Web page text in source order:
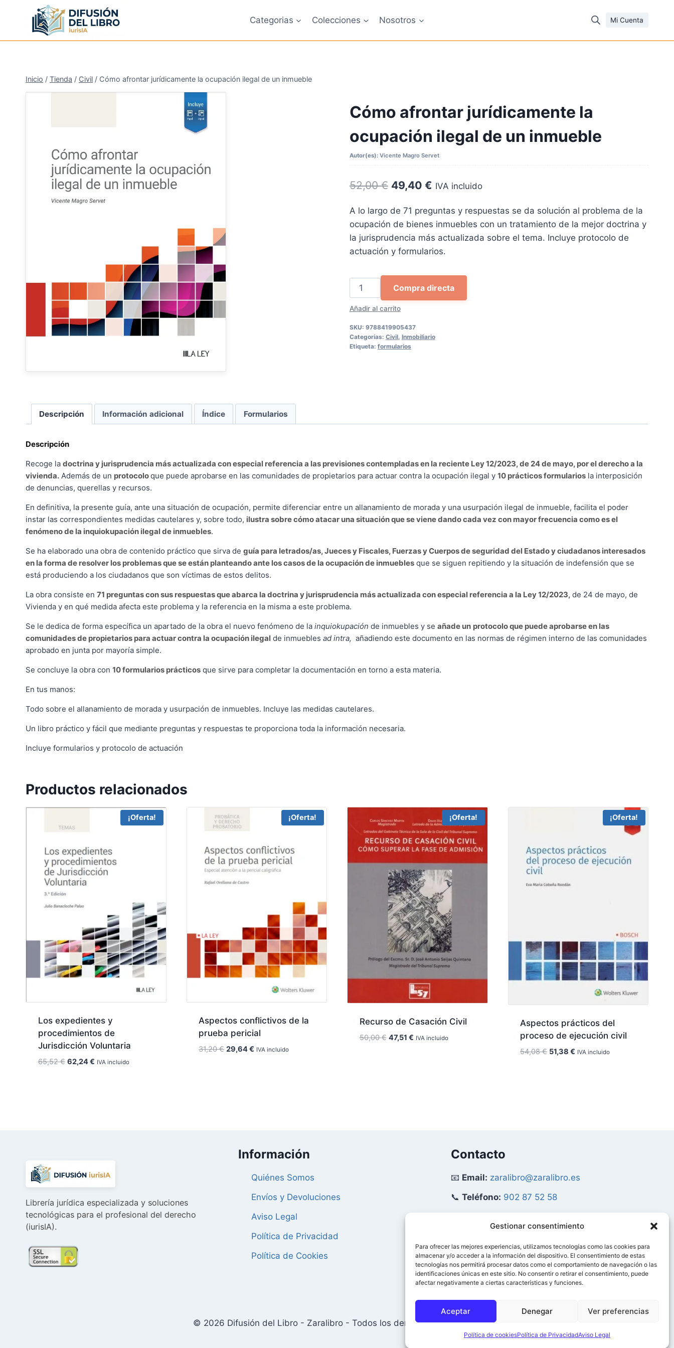
Gestionar consentimiento
Para ofrecer las mejores experiencias, utilizamos tecnologías como las cookies para
almacenar y/o acceder a la información del dispositivo. El consentimiento de estas
tecnologías nos permitirá procesar datos como el comportamiento de navegación o las
identificaciones únicas en este sitio. No consentir o retirar el consentimiento, puede
afectar negativamente a ciertas características y funciones.
Aceptar Denegar Ver preferencias
Política de cookiesPolítica de PrivacidadAviso Legal
contenido
Categorias Colecciones Nosotros Mi Cuenta
Inicio / Tienda / Civil / Cómo afrontar jurídicamente la ocupación ilegal de un inmueble
Cómo afrontar jurídicamente la
ocupación ilegal de un inmueble
Autor(es): Vicente Magro Servet
52,00€ El
original
era:
52,00 €.
49,40 €El
actual
es:
49,40 €.
IVA incluido
A lo largo de 71 preguntas y respuestas se da solución al problema de la
ocupación de bienes inmuebles con un tratamiento de la mejor doctrina y
la jurisprudencia más actualizada sobre el tema. Incluye protocolo de
actuación y formularios.
Cómo
afrontar
jurídicamente
la
ocupación
ilegal
Añadir al carrito
Compra directa
SKU: 9788419905437
Categorías: Civil, Inmobiliario
Etiqueta: formularios
Descripción Información adicional Índice Formularios
Descripción
Recoge la doctrina y jurisprudencia más actualizada con especial referencia a las previsiones contempladas en la reciente Ley 12/2023, de 24 de mayo, por el derecho a la
vivienda. Además de un protocoloque puede aprobarse en las comunidades de propietarios para actuar contra la ocupación ilegal y 10 prácticos formularios la interposición
de denuncias, querellas y recursos.
En definitiva, la presente guía, ante una situación de ocupación, permite diferenciar entre un allanamiento de morada y una usurpación ilegal de inmueble, facilita el poder
instar las correspondientes medidas cautelares y, sobre todo, ilustra sobre cómo atacar una situación que se viene dando cada vez con mayor frecuencia como es el
fenómeno de la inquiokupación ilegal de inmuebles.
Se ha elaborado una obra de contenido práctico que sirva de guía para letrados/as, Jueces y Fiscales, Fuerzas y Cuerpos de seguridad del Estado y ciudadanos interesados
en la forma de resolver los problemas que se están planteando ante los casos de la ocupación de inmuebles que se siguen repitiendo y la situación de indefensión que se
está produciendo a los ciudadanos que son víctimas de estos delitos.
La obra consiste en 71 preguntas con sus respuestas que abarca la doctrina y jurisprudencia más actualizada con especial referencia a la Ley 12/2023, de 24 de mayo, de
Vivienda y en qué medida afecta este problema y la referencia en la misma a este problema.
Se le dedica de forma específica un apartado de la obra el nuevo fenómeno de la inquiokupación de inmuebles y se añade un protocolo que puede aprobarse en las
comunidades de propietarios para actuar contra la ocupación ilegal de inmuebles ad intra, añadiendo este documento en las normas de régimen interno de las comunidades
aprobado en junta por mayoría simple.
Se concluye la obra con 10 formularios prácticos que sirve para completar la documentación en torno a esta materia.
En tus manos:
Todo sobre el allanamiento de morada y usurpación de inmuebles. Incluye las medidas cautelares.
Un libro práctico y fácil que mediante preguntas y respuestas te proporciona toda la información necesaria.
Incluye formularios y protocolo de actuación
Productos relacionados
¡Oferta!
Los expedientes y
procedimientos de
Jurisdicción Voluntaria
65,52€ El
62,24€ElIVA incluido
¡Oferta!
Aspectos conflictivos de la
prueba pericial
31,20€ El
29,64€ El
IVA incluido
¡Oferta!
Recurso de Casación Civil
50,00€ El
47,51 €ElIVA incluido
¡Oferta!
Aspectos prácticos del
proceso de ejecución civil
54,08€ El
51,38 € El
IVA incluido
Librería jurídica especializada y soluciones
tecnológicas para el profesional del derecho
(iurisIA).
Información
Quiénes Somos
Envíos y Devoluciones
Aviso Legal
Política de Privacidad
Política de Cookies
Contacto
📧 Email: zaralibro@zaralibro.es
📞 Teléfono: 902 87 52 58
Mi Cuenta
👤Acceder / Mi Cuenta
🛒Ver Carrito
© 2026 Difusión del Libro - Zaralibro - Todos los derechos reservados.